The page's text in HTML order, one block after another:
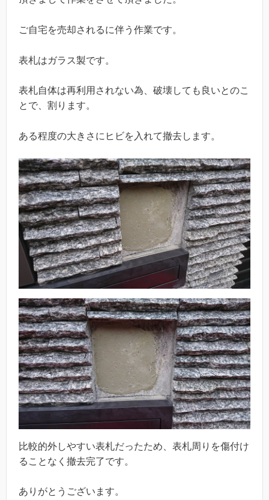
ご自宅を売却されるに伴う作業です。
表札はガラス製です。
表札自体は再利用されない為、破壊しても良いとのこ
とで、割ります。
ある程度の大きさにヒビを入れて撤去します。
比較的外しやすい表札だったため、表札周りを傷付け
ることなく撤去完了です。
ありがとうございます。